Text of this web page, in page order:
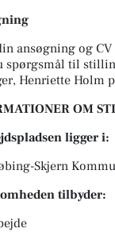
ansøgning og
spørgsmål til
Henriette Holm
OM
ligger i:
Skjern
tilbyder: